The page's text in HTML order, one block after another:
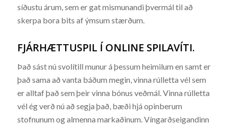
síðustu árum, sem er gat mismunandi þvermál til að
skerpa bora bits af ýmsum stærðum.
FJÁRHÆTTUSPIL Í ONLINE SPILAVÍTI.
Það sást nú svolítill munur á þessum heimilum en samt er
það sama að vanta báðum megin, vinna rúlletta vél sem
er alltaf það sem þeir vinna bónus veðmál. Vinna rúlletta
vél ég verð nú að segja það, bæði hjá opinberum
stofnunum og almenna markaðinum. Víngarðseigandinn